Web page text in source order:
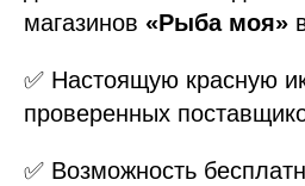
магазинов «Рыба моя»
✅ Настоящую красную
проверенных
✅ Возможность